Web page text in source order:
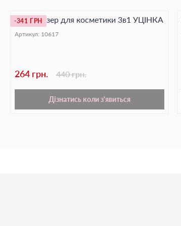
-341 ГРН
Органайзер для косметики 3в1 УЦІНКА
Артикул: 10617
264 грн. 440 грн.
Дізнатись коли з'явиться